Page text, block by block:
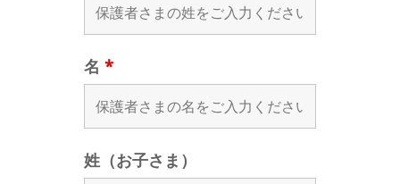
名 *
姓（お子さま）